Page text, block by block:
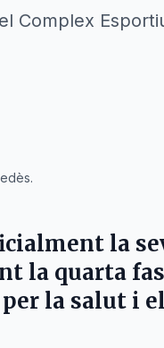
Complex
la
la quarta
la salut i